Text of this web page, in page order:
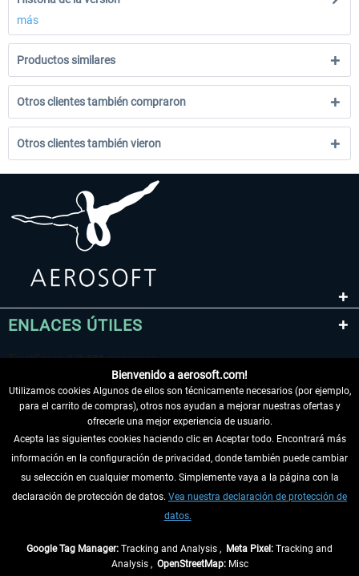
más
Productos similares
Otros clientes también compraron
Otros clientes también vieron
ENLACES ÚTILES
DESISTIR DEL CONTRATO
INFORMACIÓN
Bienvenido a aerosoft.com!
Utilizamos cookies Algunos de ellos son técnicamente necesarios (por ejemplo,
para el carrito de compras), otros nos ayudan a mejorar nuestras ofertas y
ofrecerle una mejor experiencia de usuario.
Acepta las siguientes cookies haciendo clic en Aceptar todo. Encontrará más
información en la configuración de privacidad, donde también puede cambiar
su selección en cualquier momento. Simplemente vaya a la página con la
declaración de protección de datos. Vea nuestra declaración de protección de
datos.
Google Tag Manager: Tracking and Analysis , Meta Pixel: Tracking and
Analysis , OpenStreetMap:Misc